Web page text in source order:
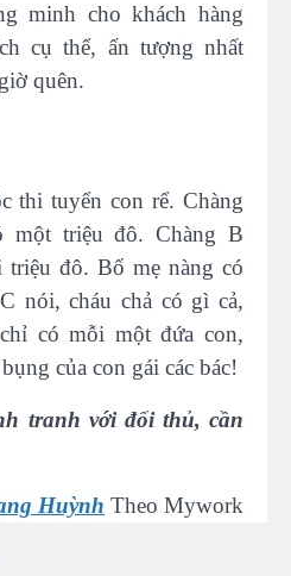
minh cho khách hàng
cụ thể, ấn tượng nhất
quên.
thi tuyển con rể. Chàng
một triệu đô. Chàng B
triệu đô. Bố mẹ nàng có
nói, cháu chả có gì cả,
có mỗi một đứa con,
của con gái các bác!
tranh với đối thủ, cần
Huỳnh Theo Mywork